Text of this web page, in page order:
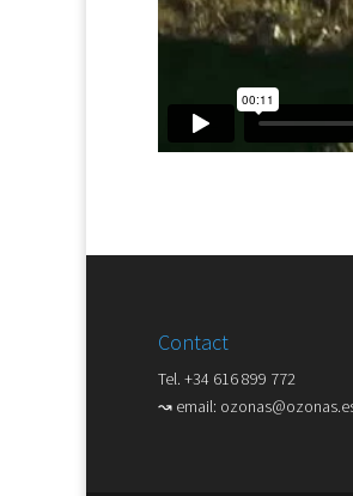
Contact
Tel. +34 616 899 772
↝ email: